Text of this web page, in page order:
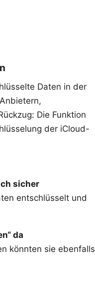
Daten in der
Die Funktion
der iCloud-
sicher
entschlüsselt und
da
könnten sie ebenfalls